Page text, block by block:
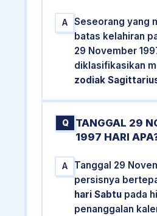
A
Seseorang yang
batas kelahiran
29 November
diklasifikasikan
zodiak
Q
TANGGAL 29
1997 HARI
A
Tanggal 29
persisnya
hari Sabtu pada
penanggalan